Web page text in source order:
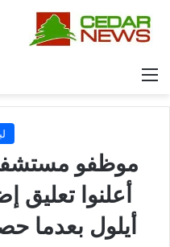
القائمة
موظفو
أيلول بعدما